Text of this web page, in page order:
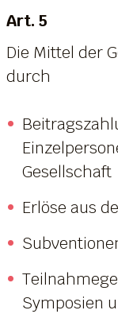
Art. 5
Die Mittel der
durch
Gesellschaft
Erlöse aus
Symposien